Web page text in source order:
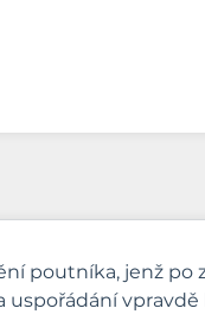
poutníka, jenž po